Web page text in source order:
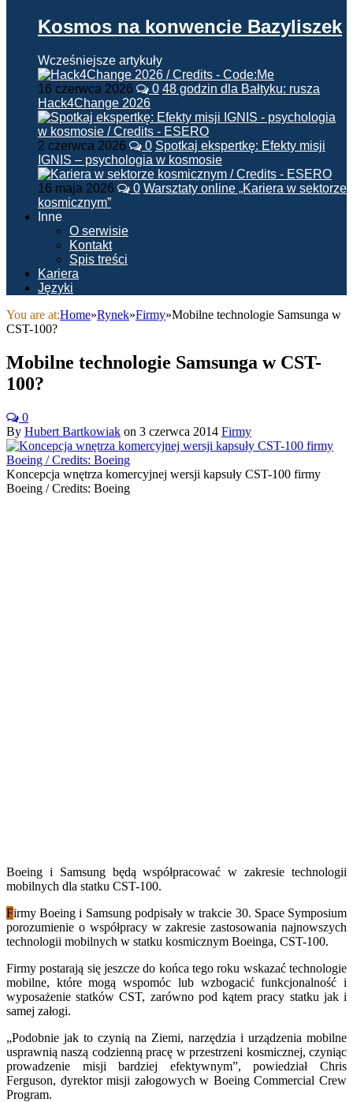
Kosmos na konwencie Bazyliszek
Wcześniejsze artykuły
16 czerwca 2026 0 48 godzin dla Bałtyku: rusza
Hack4Change 2026
2 czerwca 2026 0 Spotkaj ekspertkę: Efekty misji
IGNIS – psychologia w kosmosie
16 maja 2026 0 Warsztaty online „Kariera w sektorze
kosmicznym”
Inne
O serwisie
Kontakt
Spis treści
Kariera
Języki
You are at:Home»Rynek»Firmy»Mobilne technologie Samsunga w
CST-100?
Mobilne technologie Samsunga w CST-
100?
0
By Hubert Bartkowiak on 3 czerwca 2014 Firmy
Koncepcja wnętrza komercyjnej wersji kapsuły CST-100 firmy
Boeing / Credits: Boeing
Boeing i Samsung będą współpracować w zakresie technologii
mobilnych dla statku CST-100.
Firmy Boeing i Samsung podpisały w trakcie 30. Space Symposium
porozumienie o współpracy w zakresie zastosowania najnowszych
technologii mobilnych w statku kosmicznym Boeinga, CST-100.
Firmy postarają się jeszcze do końca tego roku wskazać technologie
mobilne, które mogą wspomóc lub wzbogacić funkcjonalność i
wyposażenie statków CST, zarówno pod kątem pracy statku jak i
samej załogi.
„Podobnie jak to czynią na Ziemi, narzędzia i urządzenia mobilne
usprawnią naszą codzienną pracę w przestrzeni kosmicznej, czyniąc
prowadzenie misji bardziej efektywnym”, powiedział Chris
Ferguson, dyrektor misji załogowych w Boeing Commercial Crew
Program.